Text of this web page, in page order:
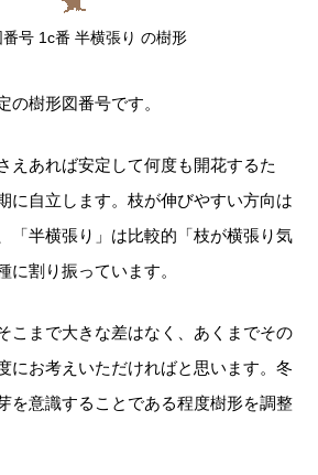
号 1c番 半横張り の樹形
の樹形図番号です。
えあれば安定して何度も開花するた
に自立します。枝が伸びやすい方向は
「半横張り」は比較的「枝が横張り気
に割り振っています。
こまで大きな差はなく、あくまでその
にお考えいただければと思います。冬
を意識することである程度樹形を調整